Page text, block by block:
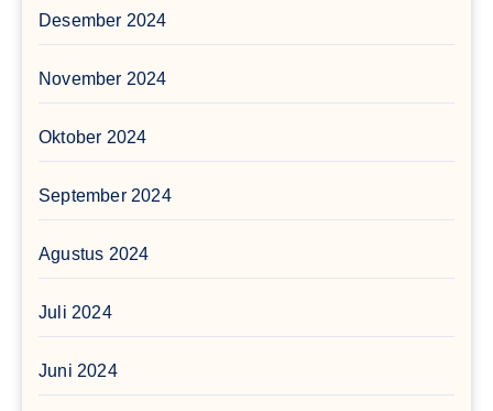
Desember 2024
November 2024
Oktober 2024
September 2024
Agustus 2024
Juli 2024
Juni 2024